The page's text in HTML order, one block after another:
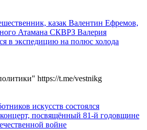
казак Валентин Ефремов,
Атамана СКВРЗ Валерия
в экспедицию на полюс холода
https://t.me/vestnikg
искусств состоялся
посвящённый 81-й годовщине
войне